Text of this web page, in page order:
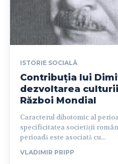
ISTORIE SOCIALĂ
Contribuția lui
dezvoltarea
Război Mondial
Caracterul dihotomic al
specificitatea societății
perioadă este asociată cu...
VLADIMIR PRIPP